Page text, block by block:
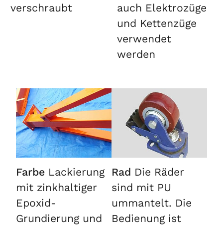
verschraubt
auch Elektrozüge
und Kettenzüge
verwendet
werden
Farbe Lackierung
mit zinkhaltiger
Epoxid-
Grundierung und
Rad Die Räder
sind mit PU
ummantelt. Die
Bedienung ist